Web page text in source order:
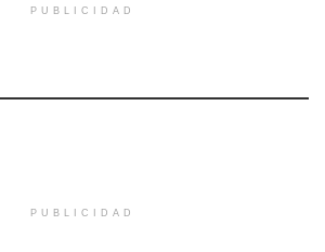
PUBLICIDAD
PUBLICIDAD